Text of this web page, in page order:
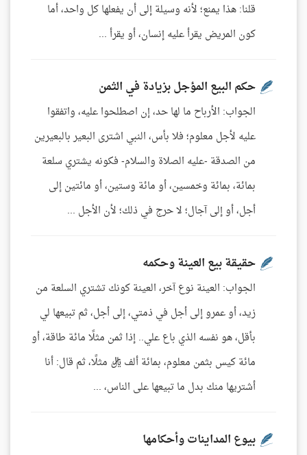
قلنا: هذا يمنع؛ لأنه وسيلة إلى أن يفعلها كل واحد، أما
كون المريض يقرأ عليه إنسان، أو يقرأ ...
حكم البيع المؤجل بزيادة في الثمن
الجواب: الأرباح ما لها حد، إن اصطلحوا عليه، واتفقوا
عليه لأجل معلوم؛ فلا بأس، النبي اشترى البعير بالبعيرين
من الصدقة -عليه الصلاة والسلام- فكونه يشتري سلعة
بمائة، بمائة وخمسين، أو مائة وستين، أو مائتين إلى
أجل، أو إلى آجال؛ لا حرج في ذلك؛ لأن الأجل ...
حقيقة بيع العينة وحكمه
الجواب: العينة نوع آخر، العينة كونك تشتري السلعة من
زيد، أو عمرو إلى أجل في ذمتي، إلى أجل، ثم تبيعها لي
بأقل، هو نفسه الذي باع علي.. إذا ثمن مثلًا مائة طاقة، أو
مائة كيس بثمن معلوم، بمائة ألف ريال مثلًا، ثم قال: أنا
أشتريها منك بدل ما تبيعها على الناس، ...
بيوع المداينات وأحكامها